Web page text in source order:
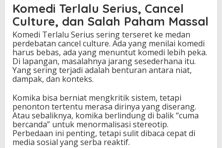
Komedi Terlalu Serius, Cancel
Culture, dan Salah Paham Massal
Komedi Terlalu Serius sering terseret ke medan
perdebatan cancel culture. Ada yang menilai komedi
harus bebas, ada yang menuntut komedi lebih peka.
Di lapangan, masalahnya jarang sesederhana itu.
Yang sering terjadi adalah benturan antara niat,
dampak, dan konteks.
Komika bisa berniat mengkritik sistem, tetapi
penonton tertentu merasa dirinya yang diserang.
Atau sebaliknya, komika berlindung di balik “cuma
bercanda” untuk menormalisasi stereotip.
Perbedaan ini penting, tetapi sulit dibaca cepat di
media sosial yang serba reaktif.